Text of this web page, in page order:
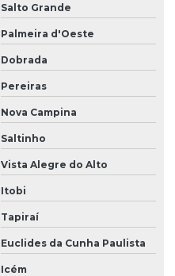
Salto Grande
Palmeira d'Oeste
Dobrada
Pereiras
Nova Campina
Saltinho
Vista Alegre do Alto
Itobi
Tapiraí
Euclides da Cunha Paulista
Icém